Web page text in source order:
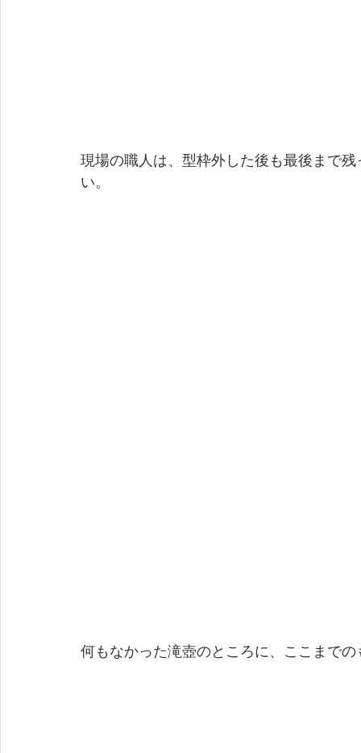
現場の職人は、型枠外した後も最後まで
い。
何もなかった滝壺のところに、ここまで